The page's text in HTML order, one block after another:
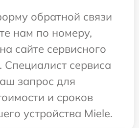
обратной связи
нам по номеру,
сайте сервисного
Специалист сервиса
запрос для
и сроков
устройства Miele.